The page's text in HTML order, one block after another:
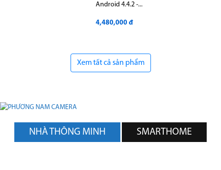
Android 4.4.2 -...
4,480,000 đ
Xem tất cả sản phẩm
NHÀ THÔNG MINH SMARTHOME